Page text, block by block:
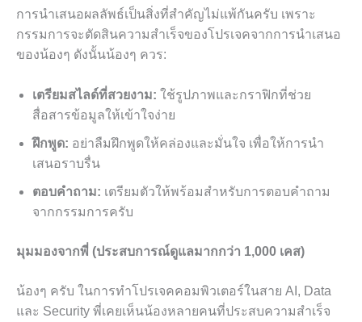
การนำเสนอผลลัพธ์เป็นสิ่งที่สำคัญไม่แพ้กันครับ เพราะ
กรรมการจะตัดสินความสำเร็จของโปรเจคจากการนำเสนอ
ของน้องๆ ดังนั้นน้องๆ ควร:
เตรียมสไลด์ที่สวยงาม: ใช้รูปภาพและกราฟิกที่ช่วย
สื่อสารข้อมูลให้เข้าใจง่าย
ฝึกพูด: อย่าลืมฝึกพูดให้คล่องและมั่นใจ เพื่อให้การนำ
เสนอราบรื่น
ตอบคำถาม: เตรียมตัวให้พร้อมสำหรับการตอบคำถาม
จากกรรมการครับ
มุมมองจากพี่ (ประสบการณ์ดูแลมากกว่า 1,000 เคส)
น้องๆ ครับ ในการทำโปรเจคคอมพิวเตอร์ในสาย AI, Data
และ Security พี่เคยเห็นน้องหลายคนที่ประสบความสำเร็จ